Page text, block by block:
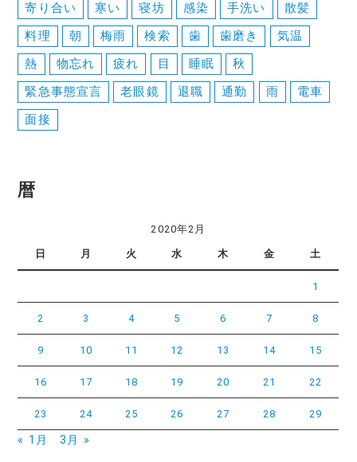
寄り合い
寒い 寝坊 感染 手洗い
散髪
料理
朝 梅雨 検索 歯 歯磨き
気温
熱
物忘れ 疲れ 目 睡眠
秋
緊急事態宣言
老眼鏡 退職 通勤 雨
電車
面接
暦
2020年2月
日 月 火 水 木 金 土
1
2 3 4 5 6 7 8
9 10 11 12 13 14 15
16 17 18 19 20 21 22
23 24 25 26 27 28 29
« 1月 3月 »